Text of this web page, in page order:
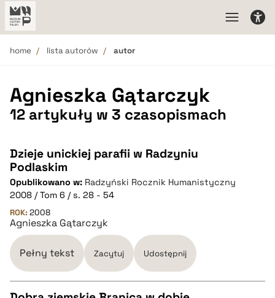
home lista autorów autor
Agnieszka Gątarczyk
12 artykuły w 3 czasopismach
Dzieje unickiej parafii w Radzyniu
Podlaskim
Opublikowano w: Radzyński Rocznik Humanistyczny
2008 / Tom 6 / s. 28 - 54
ROK: 2008
Agnieszka Gątarczyk
Pełny tekst Zacytuj Udostępnij